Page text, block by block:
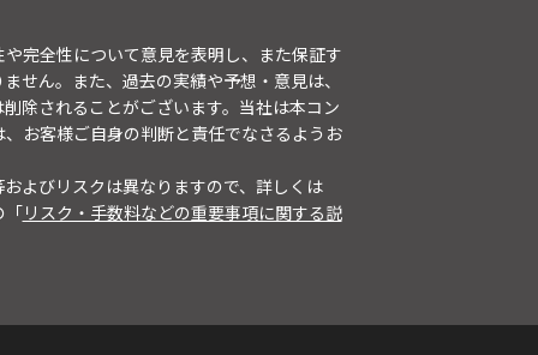
完全性について意見を表明し、また保証す
せん。また、過去の実績や予想・意見は、
除されることがございます。当社は本コン
お客様ご自身の判断と責任でなさるようお
よびリスクは異なりますので、詳しくは
「リスク・手数料などの重要事項に関する説